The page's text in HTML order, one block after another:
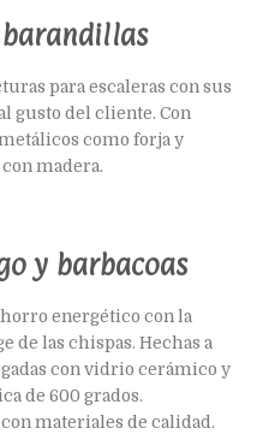
barandillas
para escaleras con sus
gusto del cliente. Con
como forja y
madera.
y barbacoas
energético con la
de las chispas. Hechas a
con vidrio cerámico y
de 600 grados.
materiales de calidad.